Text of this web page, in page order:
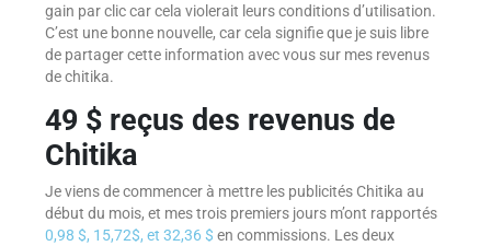
gain par clic car cela violerait leurs conditions d’utilisation.
C’est une bonne nouvelle, car cela signifie que je suis libre
de partager cette information avec vous sur mes revenus
de chitika.
49 $ reçus des revenus de
Chitika
Je viens de commencer à mettre les publicités Chitika au
début du mois, et mes trois premiers jours m’ont rapportés
0,98 $, 15,72$, et 32,36 $ en commissions. Les deux